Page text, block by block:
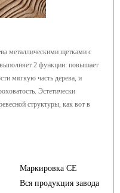
металлическими щетками с
2 функции: повышает
мягкую часть дерева, и
Эстетически
структуры, как вот в
Маркировка CE
Вся продукция завода